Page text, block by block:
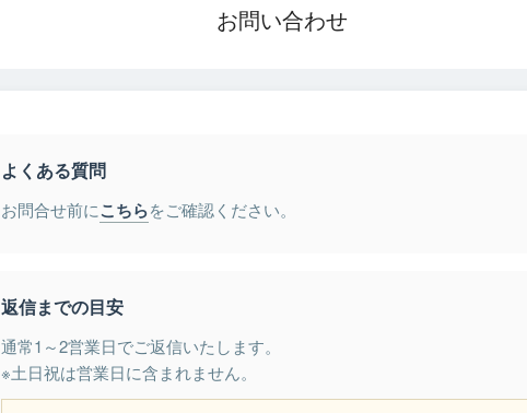
お問い合わせ
よくある質問
お問合せ前にこちらをご確認ください。
返信までの目安
通常1～2営業日でご返信いたします。
※土日祝は営業日に含まれません。